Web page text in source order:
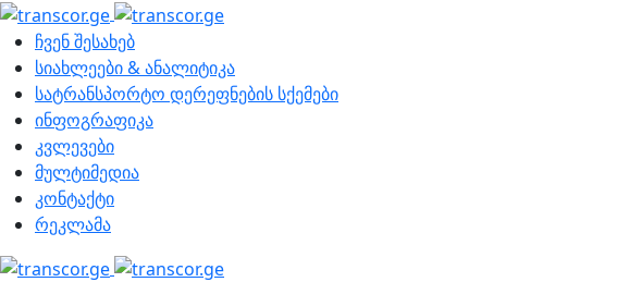
ჩვენ შესახებ
სიახლეები & ანალიტიკა
სატრანსპორტო დერეფნების სქემები
ინფოგრაფიკა
კვლევები
მულტიმედია
კონტაქტი
რეკლამა